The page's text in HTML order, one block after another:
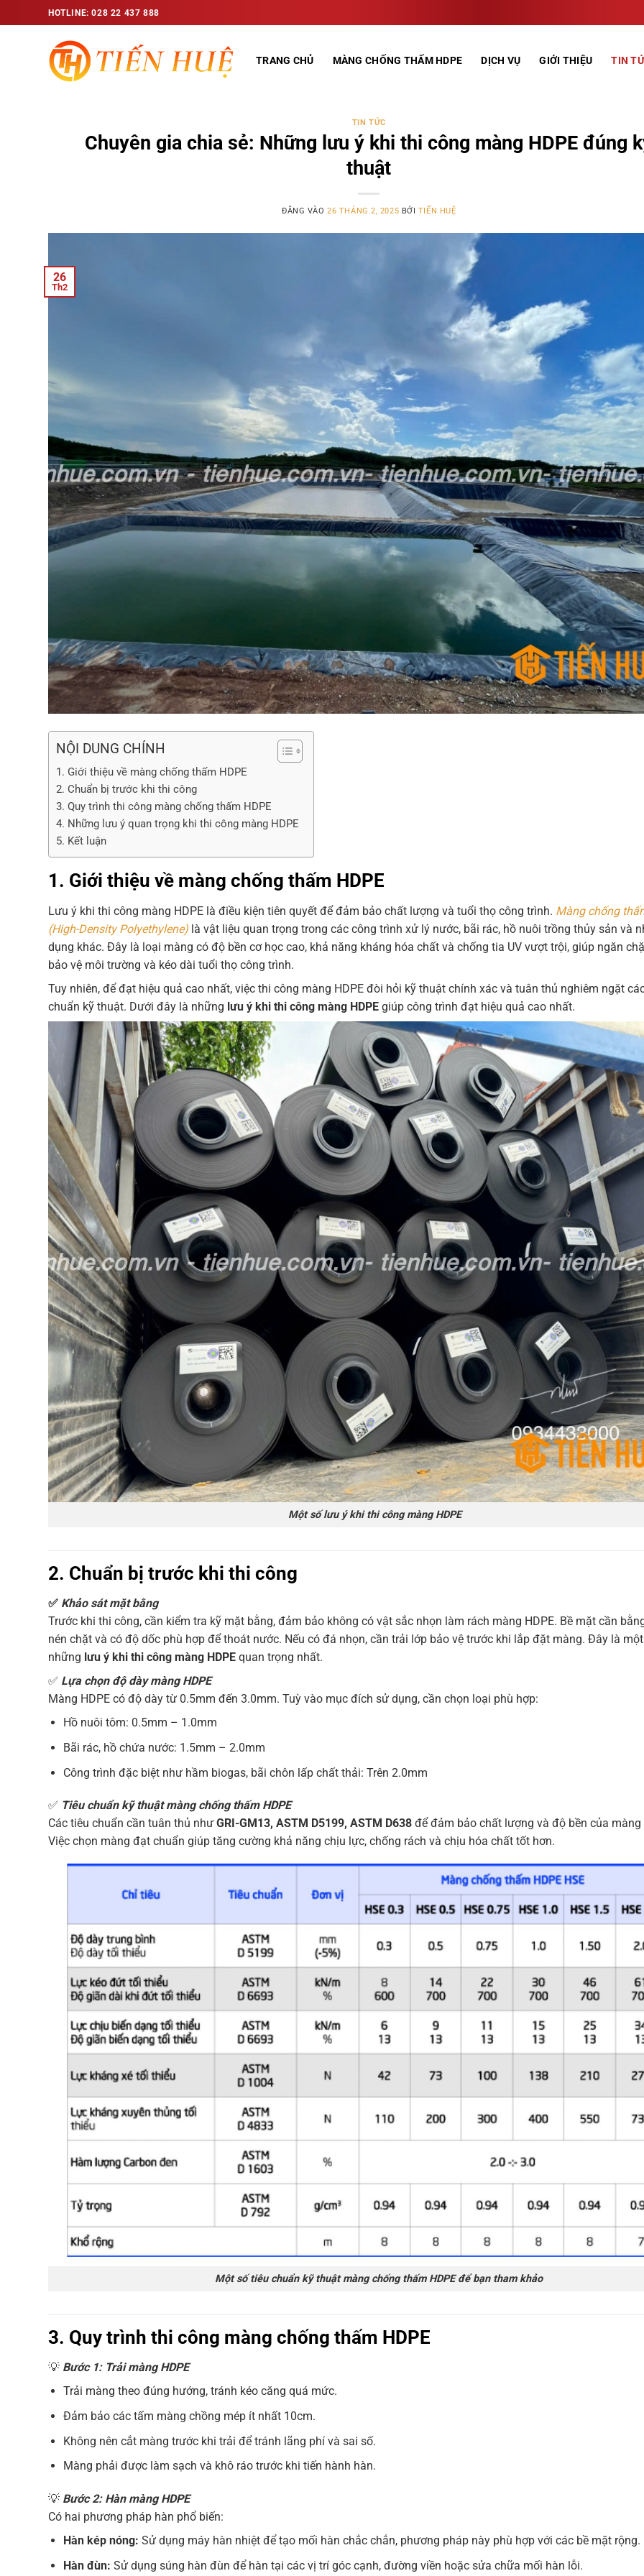
qua
HOTLINE: 028 22 437 888
TRANG CHỦ MÀNG CHỐNG THẤM HDPE DỊCH VỤ GIỚI THIỆU TIN
TIN TỨC
Chuyên gia chia sẻ: Những lưu ý khi thi công màng HDPE đúng
thuật
ĐĂNG VÀO26 THÁNG 2, 2025 BỞI TIẾN HUỆ
26
Th2
NỘI DUNG CHÍNH
1. Giới thiệu về màng chống thấm HDPE
2. Chuẩn bị trước khi thi công
3. Quy trình thi công màng chống thấm HDPE
4. Những lưu ý quan trọng khi thi công màng HDPE
5. Kết luận
1. Giới thiệu về màng chống thấm HDPE
Lưu ý khi thi công màng HDPE là điều kiện tiên quyết để đảm bảo chất lượng và tuổi thọ công trình. Màng chống
(High-Density Polyethylene) là vật liệu quan trọng trong các công trình xử lý nước, bãi rác, hồ nuôi trồng thủy sản và
dụng khác. Đây là loại màng có độ bền cơ học cao, khả năng kháng hóa chất và chống tia UV vượt trội, giúp ngăn
bảo vệ môi trường và kéo dài tuổi thọ công trình.
Tuy nhiên, để đạt hiệu quả cao nhất, việc thi công màng HDPE đòi hỏi kỹ thuật chính xác và tuân thủ nghiêm ngặt
chuẩn kỹ thuật. Dưới đây là những lưu ý khi thi công màng HDPE giúp công trình đạt hiệu quả cao nhất.
Một số lưu ý khi thi công màng HDPE
2. Chuẩn bị trước khi thi công
✅ Khảo sát mặt bằng
Trước khi thi công, cần kiểm tra kỹ mặt bằng, đảm bảo không có vật sắc nhọn làm rách màng HDPE. Bề mặt cần
nén chặt và có độ dốc phù hợp để thoát nước. Nếu có đá nhọn, cần trải lớp bảo vệ trước khi lắp đặt màng. Đây là
những lưu ý khi thi công màng HDPE quan trọng nhất.
✅ Lựa chọn độ dày màng HDPE
Màng HDPE có độ dày từ 0.5mm đến 3.0mm. Tuỳ vào mục đích sử dụng, cần chọn loại phù hợp:
Hồ nuôi tôm: 0.5mm – 1.0mm
Bãi rác, hồ chứa nước: 1.5mm – 2.0mm
Công trình đặc biệt như hầm biogas, bãi chôn lấp chất thải: Trên 2.0mm
✅ Tiêu chuẩn kỹ thuật màng chống thấm HDPE
Các tiêu chuẩn cần tuân thủ như GRI-GM13, ASTM D5199, ASTM D638 để đảm bảo chất lượng và độ bền của màng
Việc chọn màng đạt chuẩn giúp tăng cường khả năng chịu lực, chống rách và chịu hóa chất tốt hơn.
Một số tiêu chuẩn kỹ thuật màng chống thấm HDPE để bạn tham khảo
3. Quy trình thi công màng chống thấm HDPE
💡 Bước 1: Trải màng HDPE
Trải màng theo đúng hướng, tránh kéo căng quá mức.
Đảm bảo các tấm màng chồng mép ít nhất 10cm.
Không nên cắt màng trước khi trải để tránh lãng phí và sai số.
Màng phải được làm sạch và khô ráo trước khi tiến hành hàn.
💡 Bước 2: Hàn màng HDPE
Có hai phương pháp hàn phổ biến:
Hàn kép nóng: Sử dụng máy hàn nhiệt để tạo mối hàn chắc chắn, phương pháp này phù hợp với các bề mặt rộng.
Hàn đùn: Sử dụng súng hàn đùn để hàn tại các vị trí góc cạnh, đường viền hoặc sửa chữa mối hàn lỗi.